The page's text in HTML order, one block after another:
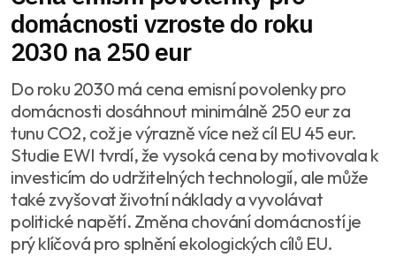
domácnosti vzroste do roku
2030 na 250 eur
Do roku 2030 má cena emisní povolenky pro
domácnosti dosáhnout minimálně 250 eur za
tunu CO2, což je výrazně více než cíl EU 45 eur.
Studie EWI tvrdí, že vysoká cena by motivovala k
investicím do udržitelných technologií, ale může
také zvyšovat životní náklady a vyvolávat
politické napětí. Změna chování domácností je
prý klíčová pro splnění ekologických cílů EU.